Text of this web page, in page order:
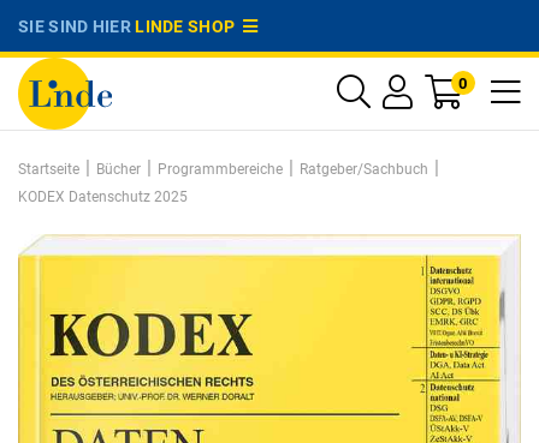
SIE SIND HIERLINDE SHOP
0
Startseite | Bücher | Programmbereiche | Ratgeber/Sachbuch |
KODEX Datenschutz 2025